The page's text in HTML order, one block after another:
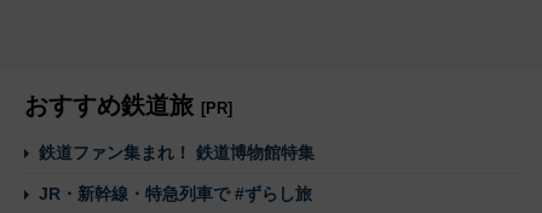
おすすめ鉄道旅 [PR]
鉄道ファン集まれ！ 鉄道博物館特集
JR・新幹線・特急列車で #ずらし旅